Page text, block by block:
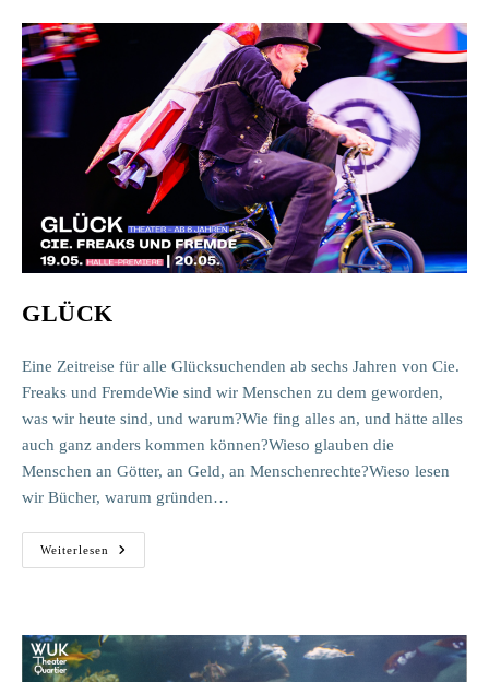
GLÜCK
Eine Zeitreise für alle Glücksuchenden ab sechs Jahren von Cie.
Freaks und FremdeWie sind wir Menschen zu dem geworden,
was wir heute sind, und warum?Wie fing alles an, und hätte alles
auch ganz anders kommen können?Wieso glauben die
Menschen an Götter, an Geld, an Menschenrechte?Wieso lesen
wir Bücher, warum gründen…
Weiterlesen GLÜCK